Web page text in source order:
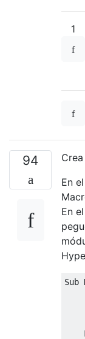
1
94
En
En
Sub